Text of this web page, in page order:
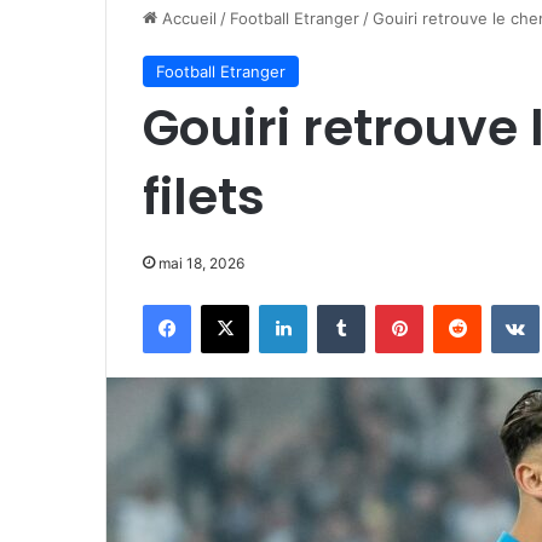
Accueil / Football Etranger /Gouiri retrouve le
Football Etranger
Gouiri retrouve
filets
mai 18, 2026
Facebook
X LinkedinTumblr PinterestReddit